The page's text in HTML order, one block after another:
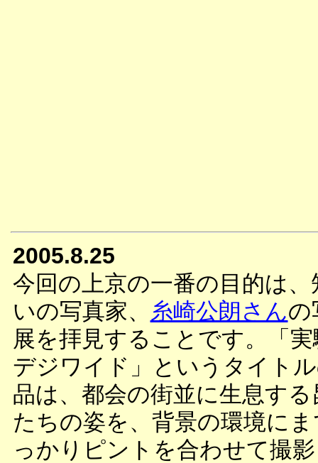
2005.8.25
今回の上京の一番の目的は、
いの写真家、
糸崎公朗さんの
展を拝見することです。「実
デジワイド」というタイト
品は、都会の街並に生息する
たちの姿を、背景の環境に
っかりピントを合わせて撮